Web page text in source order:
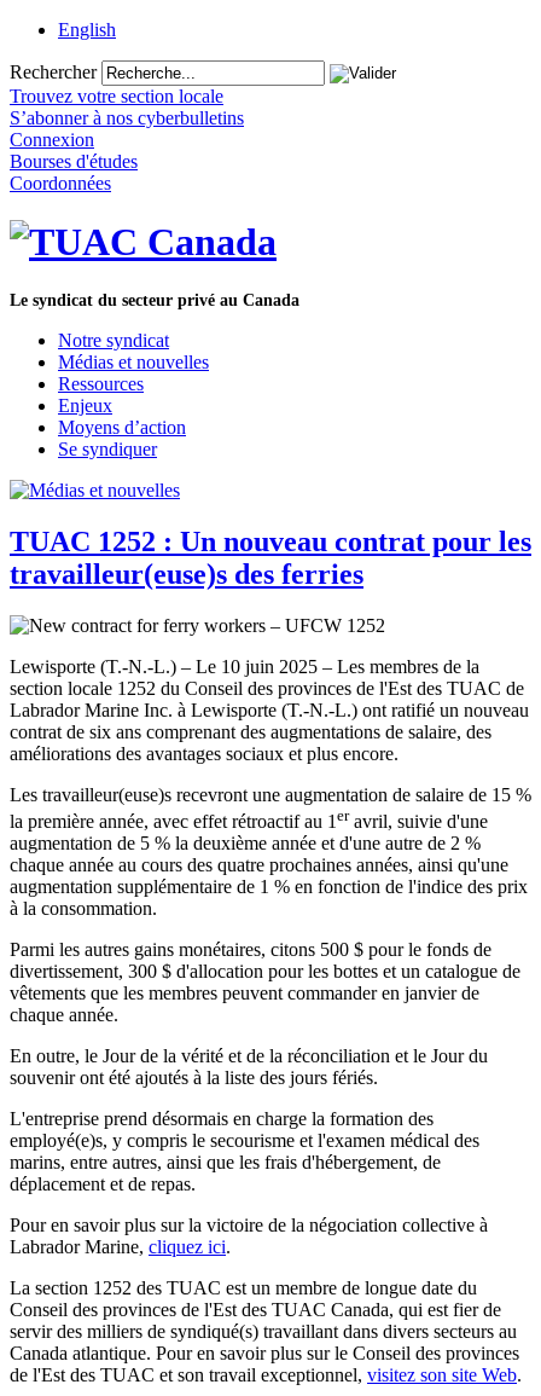
English
Rechercher
Trouvez votre section locale
S’abonner à nos cyberbulletins
Connexion
Bourses d'études
Coordonnées
Le syndicat du secteur privé au Canada
Notre syndicat
Médias et nouvelles
Ressources
Enjeux
Moyens d’action
Se syndiquer
TUAC 1252 : Un nouveau contrat pour les
travailleur(euse)s des ferries
Lewisporte (T.-N.-L.) – Le 10 juin 2025 – Les membres de la
section locale 1252 du Conseil des provinces de l'Est des TUAC de
Labrador Marine Inc. à Lewisporte (T.-N.-L.) ont ratifié un nouveau
contrat de six ans comprenant des augmentations de salaire, des
améliorations des avantages sociaux et plus encore.
Les travailleur(euse)s recevront une augmentation de salaire de 15 %
la première année, avec effet rétroactif au 1 eravril, suivie d'une
augmentation de 5 % la deuxième année et d'une autre de 2 %
chaque année au cours des quatre prochaines années, ainsi qu'une
augmentation supplémentaire de 1 % en fonction de l'indice des prix
à la consommation.
Parmi les autres gains monétaires, citons 500 $ pour le fonds de
divertissement, 300 $ d'allocation pour les bottes et un catalogue de
vêtements que les membres peuvent commander en janvier de
chaque année.
En outre, le Jour de la vérité et de la réconciliation et le Jour du
souvenir ont été ajoutés à la liste des jours fériés.
L'entreprise prend désormais en charge la formation des
employé(e)s, y compris le secourisme et l'examen médical des
marins, entre autres, ainsi que les frais d'hébergement, de
déplacement et de repas.
Pour en savoir plus sur la victoire de la négociation collective à
Labrador Marine, cliquez ici.
La section 1252 des TUAC est un membre de longue date du
Conseil des provinces de l'Est des TUAC Canada, qui est fier de
servir des milliers de syndiqué(s) travaillant dans divers secteurs au
Canada atlantique. Pour en savoir plus sur le Conseil des provinces
de l'Est des TUAC et son travail exceptionnel, visitez son site Web.